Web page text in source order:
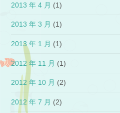
2013 年 4 月 (1)
2013 年 3 月 (1)
2013 年 1 月 (1)
2012 年 11 月 (1)
2012 年 10 月 (2)
2012 年 7 月 (2)